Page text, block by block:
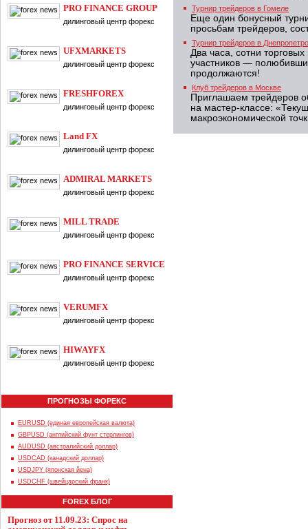
PRO FINANCE GROUP
дилинговый центр форекс
UFXMARKETS
дилинговый центр форекс
FRESHFOREX
дилинговый центр форекс
Land FX
дилинговый центр форекс
ADMIRAL MARKETS
дилинговый центр форекс
MILL TRADE
дилинговый центр форекс
PRO FINANCE SERVICE
дилинговый центр форекс
VERUMFX
дилинговый центр форекс
HIWAYFX
дилинговый центр форекс
ПРОГНОЗЫ ФОРЕКС
EURUSD (единая европейская валюта)
GBPUSD (английский фунт стерлингов)
AUDUSD (австралийский доллар)
USDCAD (канадский доллар)
USDJPY (японская йена)
USDCHF (швейцарский франк)
FOREX БЛОГ
Прогноз от 11.09.23: Спрос на
Турнир трейдеров в Гомеле
Еще один бонусный
просьбам трейдеров,
Турнир трейдеров в
Два часа, сотни
участников —
продолжаются!
Клуб трейдеров в Москве
Приглашаем трейдеров
на мастер-классе:
макроэкономической